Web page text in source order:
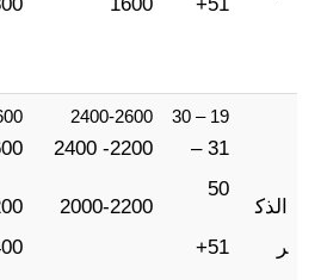
51+
1600
الذك
ر
19 – 30
31 –
50
51+
2400-2600
2200- 2400
2000-2200
2800